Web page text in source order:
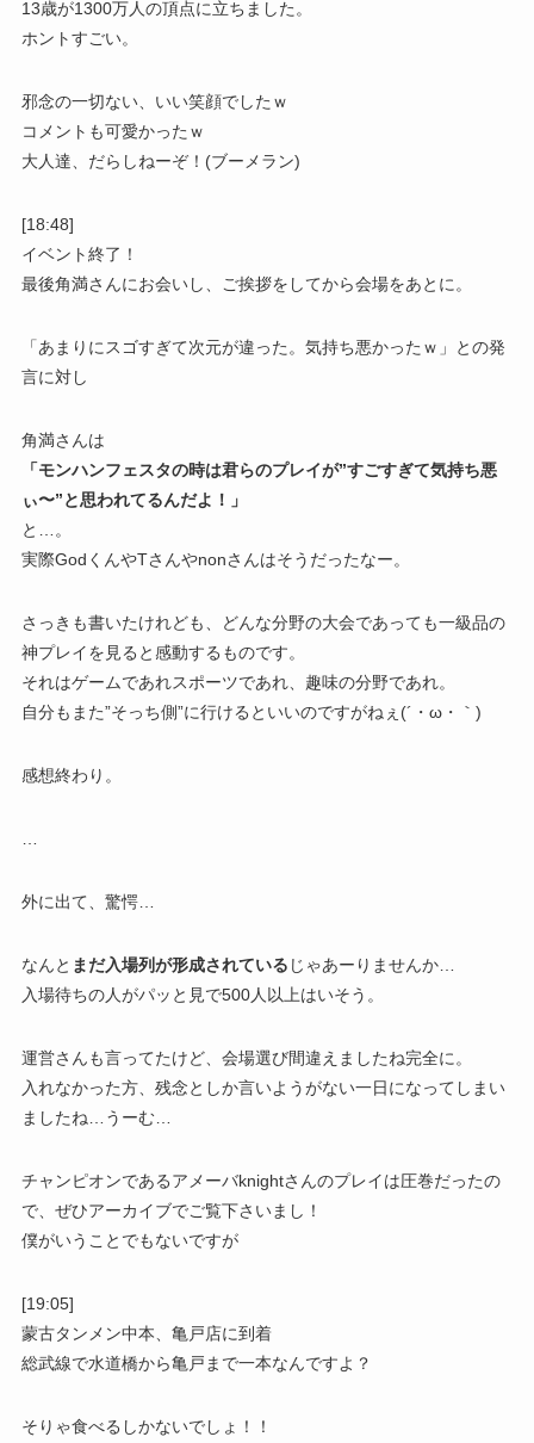
13歳が1300万人の頂点に立ちました。
ホントすごい。
邪念の一切ない、いい笑顔でしたｗ
コメントも可愛かったｗ
大人達、だらしねーぞ！(ブーメラン)
[18:48]
イベント終了！
最後角満さんにお会いし、ご挨拶をしてから会場をあとに。
「あまりにスゴすぎて次元が違った。気持ち悪かったｗ」との発
言に対し
角満さんは
「モンハンフェスタの時は君らのプレイが”すごすぎて気持ち悪
ぃ〜”と思われてるんだよ！」
と…。
実際GodくんやTさんやnonさんはそうだったなー。
さっきも書いたけれども、どんな分野の大会であっても一級品の
神プレイを見ると感動するものです。
それはゲームであれスポーツであれ、趣味の分野であれ。
自分もまた”そっち側”に行けるといいのですがねぇ(´・ω・｀)
感想終わり。
…
外に出て、驚愕…
なんと まだ入場列が形成されている じゃあーりませんか…
入場待ちの人がパッと見で500人以上はいそう。
運営さんも言ってたけど、会場選び間違えましたね完全に。
入れなかった方、残念としか言いようがない一日になってしまい
ましたね…うーむ…
チャンピオンであるアメーバknightさんのプレイは圧巻だったの
で、ぜひアーカイブでご覧下さいまし！
僕がいうことでもないですが
[19:05]
蒙古タンメン中本、亀戸店に到着
総武線で水道橋から亀戸まで一本なんですよ？
そりゃ食べるしかないでしょ！！